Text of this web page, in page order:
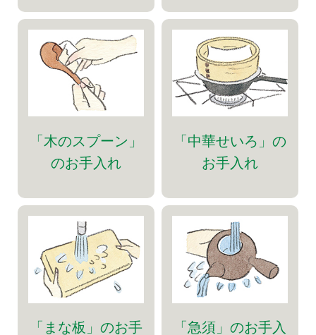
「木のスプーン」
のお手入れ
「中華せいろ」の
お手入れ
「まな板」のお手 「急須」のお手入